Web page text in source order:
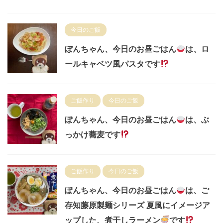
今日のご飯
ぽんちゃん、今日のお昼ごはん
は、ロ
ールキャベツ風パスタです
ご飯作り 今日のご飯
ぽんちゃん、今日のお昼ごはん
は、ぶ
っかけ蕎麦です
ご飯作り 今日のご飯
ぽんちゃん、今日のお昼ごはん
は、ご
存知藤原製麺シリーズ 夏風にイメージア
ップした、煮干しラーメン
です